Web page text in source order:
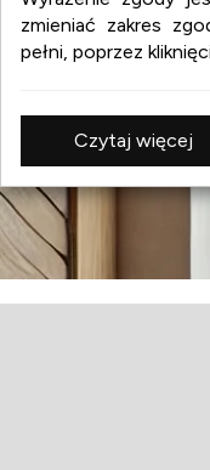
zmieniać zakres
pełni, poprzez
Czytaj więcej
:aranżacja wnętrz
projekty wnętrz
:design